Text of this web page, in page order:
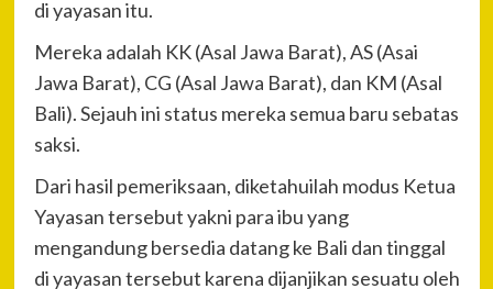
di yayasan itu.
Mereka adalah KK (Asal Jawa Barat), AS (Asai
Jawa Barat), CG (Asal Jawa Barat), dan KM (Asal
Bali). Sejauh ini status mereka semua baru sebatas
saksi.
Dari hasil pemeriksaan, diketahuilah modus Ketua
Yayasan tersebut yakni para ibu yang
mengandung bersedia datang ke Bali dan tinggal
di yayasan tersebut karena dijanjikan sesuatu oleh